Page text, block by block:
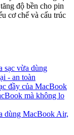
độ bền cho pin
cơ chế và cấu trúc
sạc vừa dùng
- an toàn
đầy của MacBook
mà không lo
dùng MacBook Air,